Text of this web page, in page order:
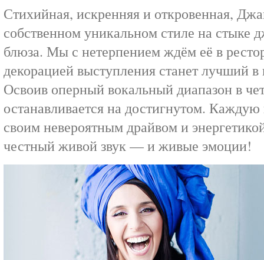
Стихийная, искренняя и откровенная,
собственном уникальном стиле на стыке
блюза. Мы с нетерпением ждём её в
декорацией выступления станет лучший в
Освоив оперный вокальный диапазон в
останавливается на достигнутом.
своим невероятным драйвом и
честный живой звук — и живые эмоции!